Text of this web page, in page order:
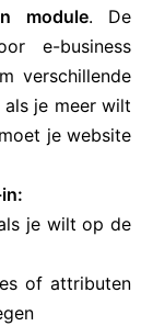
module. De
e-business
verschillende
je meer wilt
je website
je wilt op de
of attributen